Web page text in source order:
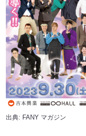
出典: FANY マガジン